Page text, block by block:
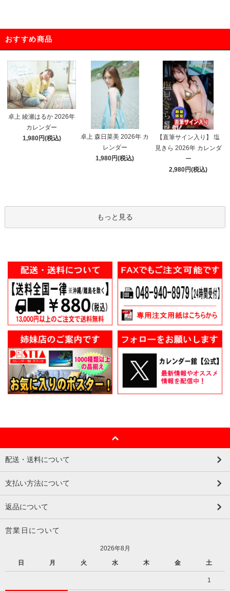
おすすめ商品
卓上 綾瀬はるか 2026年
カレンダー
1,980円(税込)
卓上 森日菜美 2026年 カ
レンダー
1,980円(税込)
【直筆サイン入り】 塩
見きら 2026年 カレンダ
ー
2,980円(税込)
もっと見る
配送・送料について
支払い方法について
返品について
営業日について
2026年8月
日
月 火 水 木 金 土
1